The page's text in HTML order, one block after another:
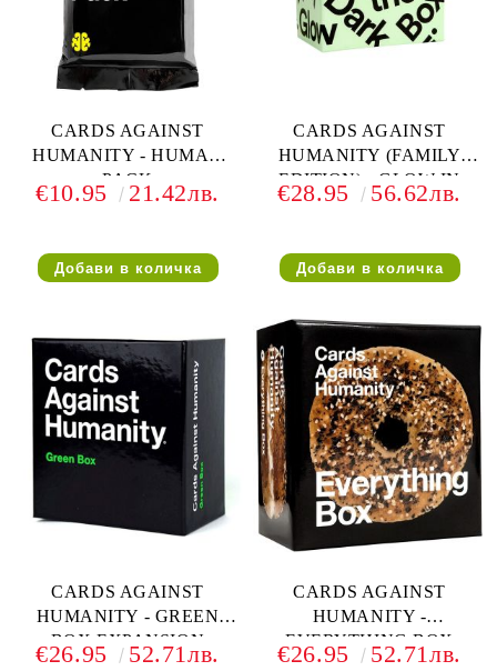
CARDS AGAINST
HUMANITY - HUMAN
PACK
€10.95 21.42лв.
CARDS AGAINST
HUMANITY (FAMILY
EDITION) - GLOW IN
THE DARK BOX
€28.95 56.62лв.
CARDS AGAINST
HUMANITY - GREEN
BOX EXPANSION
€26.95 52.71лв.
CARDS AGAINST
HUMANITY -
EVERYTHING BOX
EXPANSION
€26.95 52.71лв.